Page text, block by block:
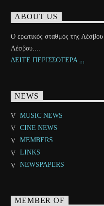
ABOUT US
Ο ερωτικός σταθμός της
Λέσβου....
ΔΕΙΤΕ ΠΕΡΙΣΣΟΤΕΡΑ
NEWS
MUSIC NEWS
CINE NEWS
MEMBERS
LINKS
NEWSPAPERS
MEMBER OF